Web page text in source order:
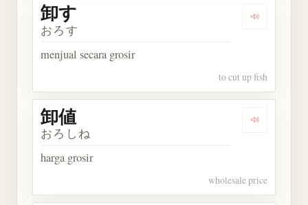
Dengarkan
卸す
おろす
menjual secara grosir
to cut up fish
Dengarkan
卸値
おろしね
harga grosir
wholesale price